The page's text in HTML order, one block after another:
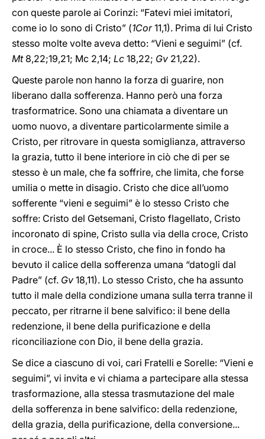
con queste parole ai Corinzi: “Fatevi miei imitatori,
come io lo sono di Cristo” (1Cor11,1). Prima di lui Cristo
stesso molte volte aveva detto: “Vieni e seguimi” (cf.
Mt8,22;19,21; Mc 2,14; Lc 18,22; Gv 21,22).
Queste parole non hanno la forza di guarire, non
liberano dalla sofferenza. Hanno però una forza
trasformatrice. Sono una chiamata a diventare un
uomo nuovo, a diventare particolarmente simile a
Cristo, per ritrovare in questa somiglianza, attraverso
la grazia, tutto il bene interiore in ciò che di per se
stesso è un male, che fa soffrire, che limita, che forse
umilia o mette in disagio. Cristo che dice all’uomo
sofferente “vieni e seguimi” è lo stesso Cristo che
soffre: Cristo del Getsemani, Cristo flagellato, Cristo
incoronato di spine, Cristo sulla via della croce, Cristo
in croce... È lo stesso Cristo, che fino in fondo ha
bevuto il calice della sofferenza umana “datogli dal
Padre” (cf. Gv 18,11). Lo stesso Cristo, che ha assunto
tutto il male della condizione umana sulla terra tranne il
peccato, per ritrarne il bene salvifico: il bene della
redenzione, il bene della purificazione e della
riconciliazione con Dio, il bene della grazia.
Se dice a ciascuno di voi, cari Fratelli e Sorelle: “Vieni e
seguimi”, vi invita e vi chiama a partecipare alla stessa
trasformazione, alla stessa trasmutazione del male
della sofferenza in bene salvifico: della redenzione,
della grazia, della purificazione, della conversione...